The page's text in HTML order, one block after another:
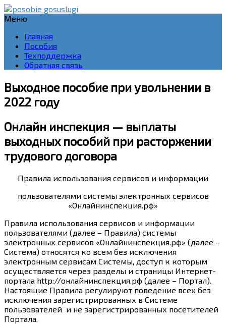
Меню
Главная
Пособия
Техподдержка
Обратная связь
Выходное пособие при увольнении в
2022 году
Онлайн инспекция — выплаты
выходных пособий при расторжении
трудового договора
Правила использования сервисов и информации
пользователями системы электронных сервисов
«Онлайнинспекция.рф»
Правила использования сервисов и информации
пользователями (далее – Правила) системы
электронных сервисов «Онлайнинспекция.рф» (далее –
Система) относятся ко всем без исключения
электронным сервисам Системы, доступ к которым
осуществляется через разделы и страницы Интернет-
портала http://онлайнинспекция.рф (далее – Портал).
Настоящие Правила регулируют поведение всех без
исключения зарегистрированных в Системе
пользователей и не зарегистрированных посетителей
Портала.